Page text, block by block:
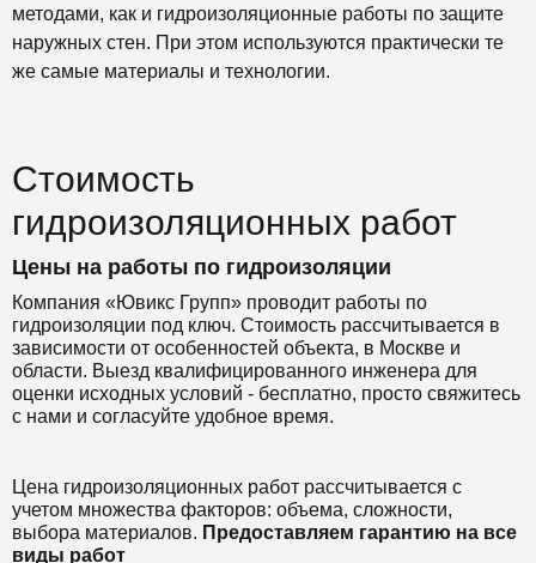
методами, как и гидроизоляционные работы по защите
наружных стен. При этом используются практически те
же самые материалы и технологии.
Стоимость
гидроизоляционных работ
Цены на работы по гидроизоляции
Компания «Ювикс Групп» проводит работы по
гидроизоляции под ключ. Стоимость рассчитывается в
зависимости от особенностей объекта, в Москве и
области. Выезд квалифицированного инженера для
оценки исходных условий - бесплатно, просто свяжитесь
с нами и согласуйте удобное время.
Цена гидроизоляционных работ рассчитывается с
учетом множества факторов: объема, сложности,
выбора материалов. Предоставляем гарантию на все
виды работ